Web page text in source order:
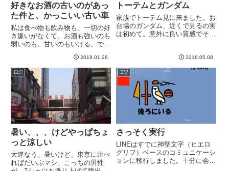
好きなお酒の古いのがあっ
た件と、かっこいい古い車
私は食べ物も飲み物も、一切の好
き嫌いがなくて、お酒も強いのも
弱いのも、甘いのもいける。で、
が、スーズーというリキュールを
水割りにしたものなんですが、こ
れが、口に含むとほのかに甘く、
後味が草っぽく苦いという感じで
好...
2019.01.28
トーテムとガンダム
家族でトーテム見に来ました。お
台場のガンダム、近くで見るの実
は初めて。意外に良い質感でそれ
2016.05.08
日記
暑い、、、けどやっぱちょ
っと涼しい
大連なう。暑いけど、東京に比べ
ればだいぶマシ。こっちの男性
日記
さっそく実行
LINEはすでに神聖文字（ヒエロ
グリフ）ベースのコミュニケーシ
ョンに移行しました。十分に会話